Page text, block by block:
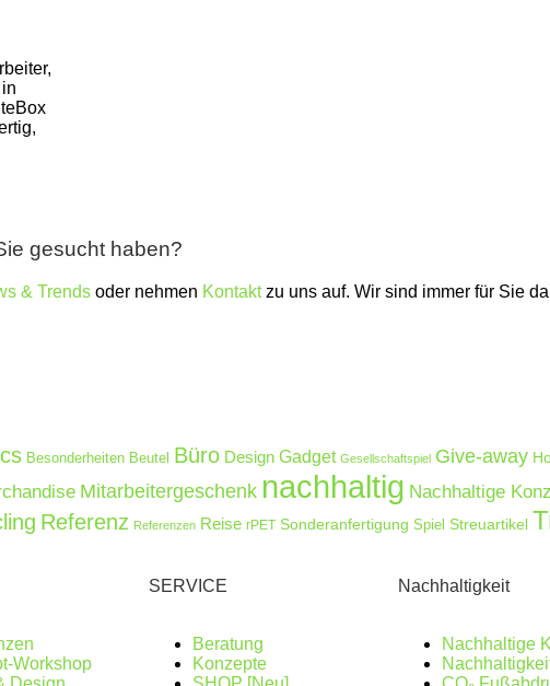
gesucht haben?
& Trends oder nehmen Kontaktzu uns auf. Wir sind immer für Sie
Besonderheiten Beutel Büro Design Gadget Gesellschaftspiel Give-away
Mitarbeitergeschenk nachhaltig Nachhaltige
Referenz Referenzen Reise rPET Sonderanfertigung Spiel Streuartikel
Workshop
SERVICE
Beratung
Konzepte
Nachhaltigkeit
Nachhaltige